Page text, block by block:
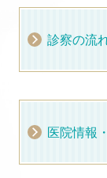
診察の流
医院情報